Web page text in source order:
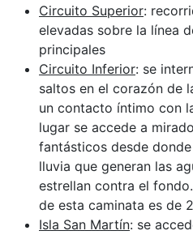
Circuito Superior:
elevadas sobre la línea
principales
Circuito Inferior: se
saltos en el corazón de
un contacto íntimo con
lugar se accede a
fantásticos desde
lluvia que generan las
estrellan contra el
de esta caminata es de
Isla San Martín: se